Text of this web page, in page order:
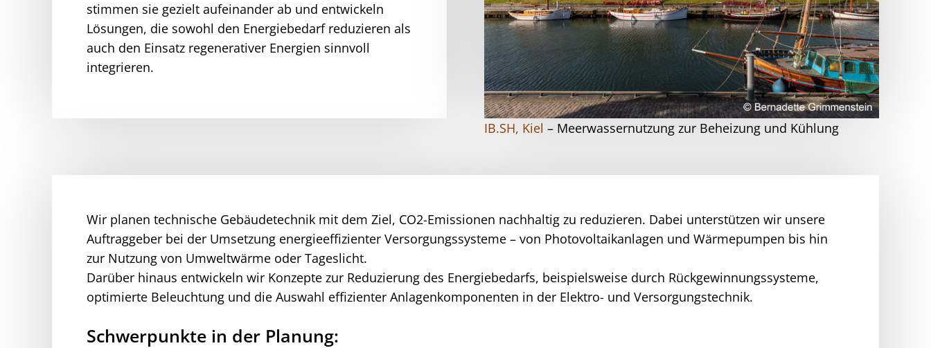
stimmen sie gezielt aufeinander ab und entwickeln
Lösungen, die sowohl den Energiebedarf reduzieren als
auch den Einsatz regenerativer Energien sinnvoll
integrieren.
IB.SH, Kiel – Meerwassernutzung zur Beheizung und Kühlung
Wir planen technische Gebäudetechnik mit dem Ziel, CO2-Emissionen nachhaltig zu reduzieren. Dabei unterstützen wir unsere
Auftraggeber bei der Umsetzung energieeffizienter Versorgungssysteme – von Photovoltaikanlagen und Wärmepumpen bis hin
zur Nutzung von Umweltwärme oder Tageslicht.
Darüber hinaus entwickeln wir Konzepte zur Reduzierung des Energiebedarfs, beispielsweise durch Rückgewinnungssysteme,
optimierte Beleuchtung und die Auswahl effizienter Anlagenkomponenten in der Elektro- und Versorgungstechnik.
Schwerpunkte in der Planung: